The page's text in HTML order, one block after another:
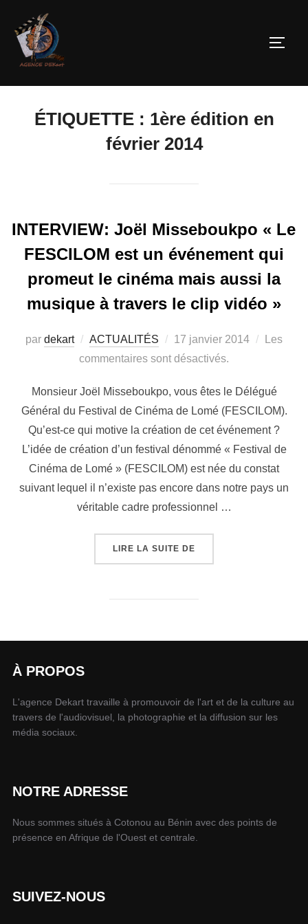
ÉTIQUETTE : 1ère édition en
février 2014
INTERVIEW: Joël Misseboukpo « Le
FESCILOM est un événement qui
promeut le cinéma mais aussi la
musique à travers le clip vidéo »
par dekart ACTUALITÉS 17 janvier 2014
Les
commentaires sont désactivés.
Monsieur Joël Misseboukpo, vous êtes le Délégué
Général du Festival de Cinéma de Lomé (FESCILOM).
Qu’est-ce qui motive la création de cet événement ?
L’idée de création d’un festival dénommé « Festival de
Cinéma de Lomé » (FESCILOM) est née du constat
suivant lequel il n’existe pas encore dans notre pays un
véritable cadre professionnel …
LIRE LA SUITE DE
À PROPOS
L'agence Dekart travaille à promouvoir de l'art et de la culture au
travers de l'audiovisuel, la photographie et la diffusion sur les
média sociaux.
NOTRE ADRESSE
Nous sommes situés à Cotonou au Bénin avec des points de
présence en Afrique de l'Ouest et centrale.
SUIVEZ-NOUS